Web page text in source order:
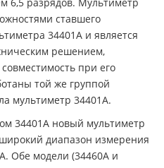
ставшего
34401A и является
решением,
при его
той же группой
мультиметр 34401А.
34401A новый мультиметр
диапазон измерения
Обе модели (34460A и